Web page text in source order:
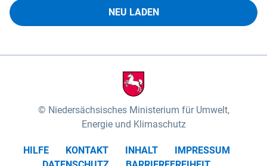
NEU LADEN
Niedersächsisches Ministerium für Umwelt,
Energie und Klimaschutz
HILFE KONTAKT INHALT
IMPRESSUM